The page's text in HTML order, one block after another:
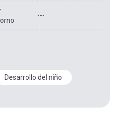
---
Desarrollo del niño